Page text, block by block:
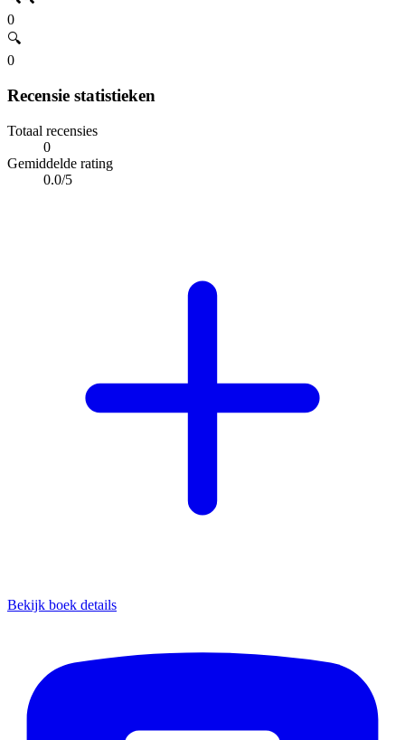
0
🔍
0
Recensie statistieken
Totaal recensies
0
Gemiddelde rating
0.0/5
Bekijk boek details